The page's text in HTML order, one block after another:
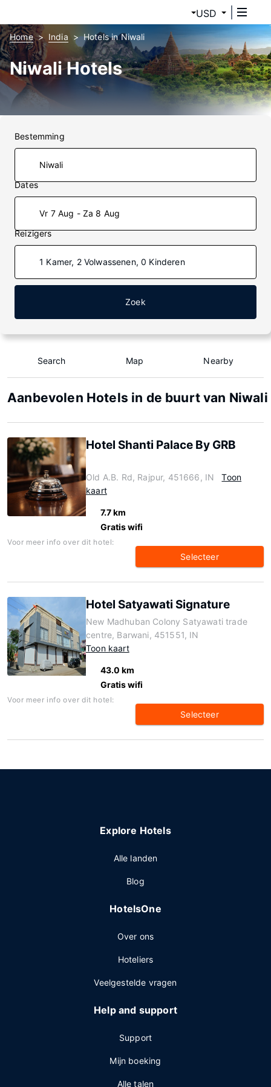
USD
Home India Hotels in Niwali
Niwali Hotels
Bestemming
Dates
Vr 7 Aug - Za 8 Aug
Reizigers
1 Kamer, 2 Volwassenen, 0 Kinderen
Zoek
Search Map Nearby
Aanbevolen Hotels in de buurt van Niwali
Hotel Shanti Palace By GRB
Old A.B. Rd, Rajpur, 451666, IN
Toon
kaart
7.7 km
Gratis wifi
Voor meer info over dit hotel:
Selecteer
Hotel Satyawati Signature
New Madhuban Colony Satyawati trade
centre, Barwani, 451551, IN
Toon kaart
43.0 km
Gratis wifi
Voor meer info over dit hotel:
Selecteer
Explore Hotels
Alle landen
Blog
HotelsOne
Over ons
Hoteliers
Veelgestelde vragen
Help and support
Support
Mijn boeking
Alle talen